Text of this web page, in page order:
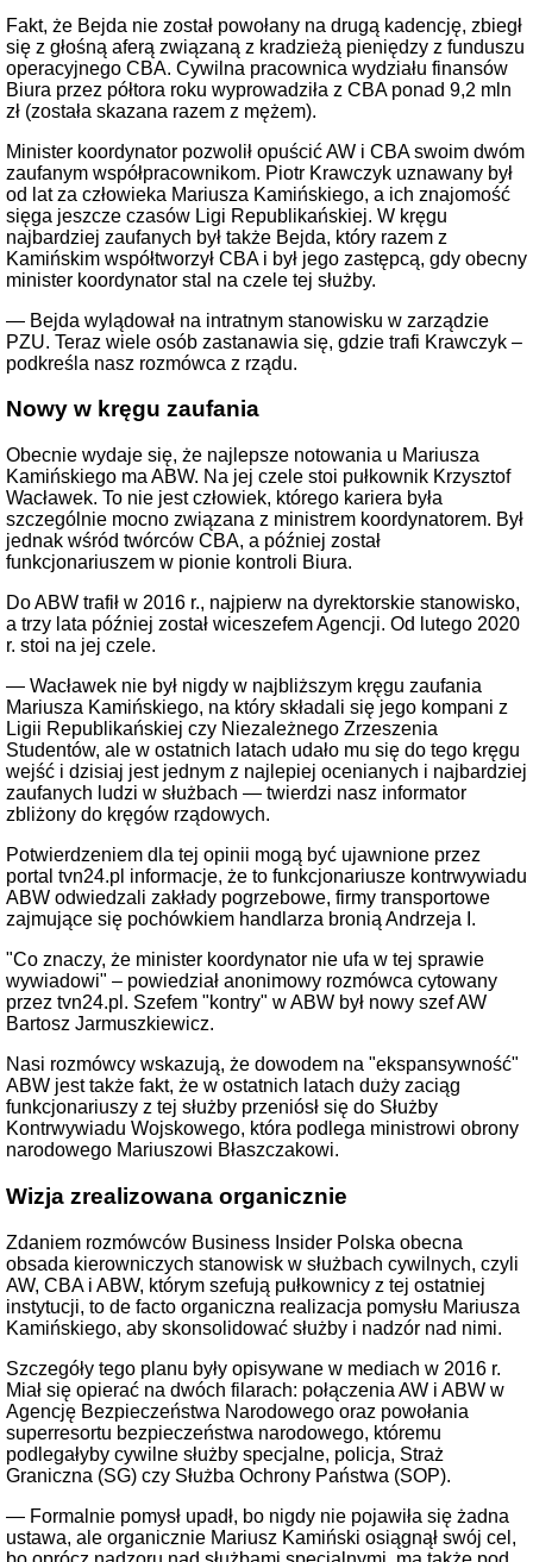
Fakt, że Bejda nie został powołany na drugą kadencję, zbiegł
się z głośną aferą związaną z kradzieżą pieniędzy z funduszu
operacyjnego CBA. Cywilna pracownica wydziału finansów
Biura przez półtora roku wyprowadziła z CBA ponad 9,2 mln
zł (została skazana razem z mężem).
Minister koordynator pozwolił opuścić AW i CBA swoim dwóm
zaufanym współpracownikom. Piotr Krawczyk uznawany był
od lat za człowieka Mariusza Kamińskiego, a ich znajomość
sięga jeszcze czasów Ligi Republikańskiej. W kręgu
najbardziej zaufanych był także Bejda, który razem z
Kamińskim współtworzył CBA i był jego zastępcą, gdy obecny
minister koordynator stal na czele tej służby.
— Bejda wylądował na intratnym stanowisku w zarządzie
PZU. Teraz wiele osób zastanawia się, gdzie trafi Krawczyk –
podkreśla nasz rozmówca z rządu.
Nowy w kręgu zaufania
Obecnie wydaje się, że najlepsze notowania u Mariusza
Kamińskiego ma ABW. Na jej czele stoi pułkownik Krzysztof
Wacławek. To nie jest człowiek, którego kariera była
szczególnie mocno związana z ministrem koordynatorem. Był
jednak wśród twórców CBA, a później został
funkcjonariuszem w pionie kontroli Biura.
Do ABW trafił w 2016 r., najpierw na dyrektorskie stanowisko,
a trzy lata później został wiceszefem Agencji. Od lutego 2020
r. stoi na jej czele.
— Wacławek nie był nigdy w najbliższym kręgu zaufania
Mariusza Kamińskiego, na który składali się jego kompani z
Ligii Republikańskiej czy Niezależnego Zrzeszenia
Studentów, ale w ostatnich latach udało mu się do tego kręgu
wejść i dzisiaj jest jednym z najlepiej ocenianych i najbardziej
zaufanych ludzi w służbach — twierdzi nasz informator
zbliżony do kręgów rządowych.
Potwierdzeniem dla tej opinii mogą być ujawnione przez
portal tvn24.pl informacje, że to funkcjonariusze kontrwywiadu
ABW odwiedzali zakłady pogrzebowe, firmy transportowe
zajmujące się pochówkiem handlarza bronią Andrzeja I.
"Co znaczy, że minister koordynator nie ufa w tej sprawie
wywiadowi" – powiedział anonimowy rozmówca cytowany
przez tvn24.pl. Szefem "kontry" w ABW był nowy szef AW
Bartosz Jarmuszkiewicz.
Nasi rozmówcy wskazują, że dowodem na "ekspansywność"
ABW jest także fakt, że w ostatnich latach duży zaciąg
funkcjonariuszy z tej służby przeniósł się do Służby
Kontrwywiadu Wojskowego, która podlega ministrowi obrony
narodowego Mariuszowi Błaszczakowi.
Wizja zrealizowana organicznie
Zdaniem rozmówców Business Insider Polska obecna
obsada kierowniczych stanowisk w służbach cywilnych, czyli
AW, CBA i ABW, którym szefują pułkownicy z tej ostatniej
instytucji, to de facto organiczna realizacja pomysłu Mariusza
Kamińskiego, aby skonsolidować służby i nadzór nad nimi.
Szczegóły tego planu były opisywane w mediach w 2016 r.
Miał się opierać na dwóch filarach: połączenia AW i ABW w
Agencję Bezpieczeństwa Narodowego oraz powołania
superresortu bezpieczeństwa narodowego, któremu
podlegałyby cywilne służby specjalne, policja, Straż
Graniczna (SG) czy Służba Ochrony Państwa (SOP).
— Formalnie pomysł upadł, bo nigdy nie pojawiła się żadna
ustawa, ale organicznie Mariusz Kamiński osiągnął swój cel,